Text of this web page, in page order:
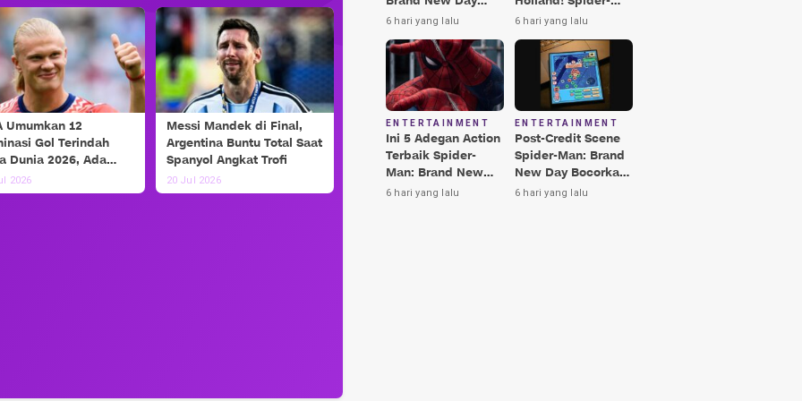
Umumkan 12
Gol Terindah
Dunia 2026, Ada
dan Haaland!
2026
Messi Mandek di Final,
Argentina Buntu Total Saat
Spanyol Angkat Trofi
20 Jul 2026
Terbaik, Nomor 3
6 hari yang lalu
Man: Brand New
Terbaik Era MCU
6 hari yang lalu
ENTERTAINMENT
Ini 5 Adegan Action
Terbaik Spider-
Man: Brand New
Day, Ada Hulk vs
6 hari yang lalu
ENTERTAINMENT
Post-Credit Scene
Spider-Man: Brand
New Day Bocorkan
Lokasi Peter di Luar
6 hari yang lalu